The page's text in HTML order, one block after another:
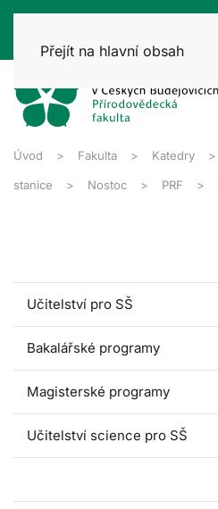
Přejít na hlavní obsah
Úvod Fakulta Katedry
stanice Nostoc PRF
Učitelství pro SŠ
Bakalářské programy
Magisterské programy
Učitelství science pro SŠ